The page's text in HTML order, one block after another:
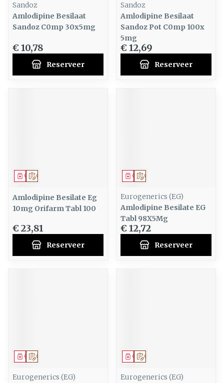
Sandoz
Amlodipine Besilaat
Sandoz C0mp 30x5mg
€ 10,78
Reserveer
Sandoz
Amlodipine Besilaat
Sandoz Pot C0mp 100x
5mg
€ 12,69
Reserveer
Op voorschrift
Geneesmiddel
Amlodipine Besilate Eg
10mg Orifarm Tabl 100
€ 23,81
Reserveer
Op voorschrift
Geneesmiddel
Eurogenerics (EG)
Amlodipine Besilate EG
Tabl 98X5Mg
€ 12,72
Reserveer
Op voorschrift
Geneesmiddel
Eurogenerics (EG)
Op voorschrift
Geneesmiddel
Eurogenerics (EG)